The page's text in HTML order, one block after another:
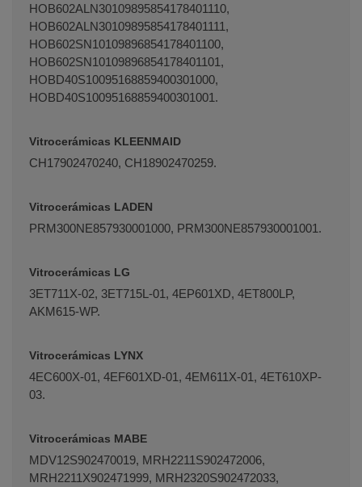
HOB602ALN30109895854178401110,
HOB602ALN30109895854178401111,
HOB602SN10109896854178401100,
HOB602SN10109896854178401101,
HOBD40S10095168859400301000,
HOBD40S10095168859400301001.
Vitrocerámicas KLEENMAID
CH17902470240, CH18902470259.
Vitrocerámicas LADEN
PRM300NE857930001000, PRM300NE857930001001.
Vitrocerámicas LG
3ET711X-02, 3ET715L-01, 4EP601XD, 4ET800LP,
AKM615-WP.
Vitrocerámicas LYNX
4EC600X-01, 4EF601XD-01, 4EM611X-01, 4ET610XP-
03.
Vitrocerámicas MABE
MDV12S902470019, MRH2211S902472006,
MRH2211X902471999, MRH2320S902472033,